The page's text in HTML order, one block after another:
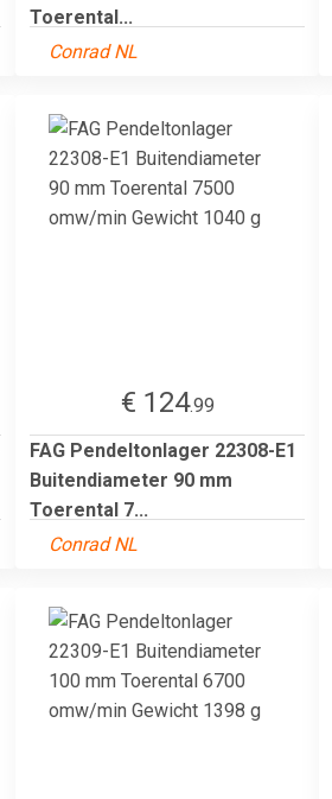
Toerental...
Conrad NL
€ 124.99
FAG Pendeltonlager 22308-E1
Buitendiameter 90 mm
Toerental 7...
Conrad NL